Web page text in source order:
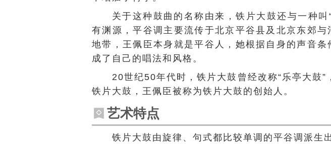
关于这种鼓曲的名称由来，铁片大鼓还与一种叫
有渊源，平谷调主要流传于北京平谷县及北京东郊与
地带，王佩臣本身就是平谷人，她根据自身的声音条
成了自己的唱法和风格。
20世纪50年代时，铁片大鼓曾经改称“乐亭大鼓”
铁片大鼓，王佩臣被称为铁片大鼓的创始人。
艺术特点
铁片大鼓由旋律、句式都比较单调的平谷调派生